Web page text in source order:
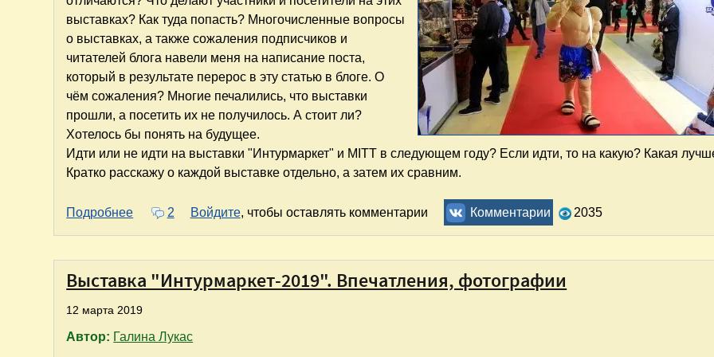
выставках? Как туда попасть? Многочисленные вопросы
о выставках, а также сожаления подписчиков и
читателей блога навели меня на написание поста,
который в результате перерос в эту статью в блоге. О
чём сожаления? Многие печалились, что выставки
прошли, а посетить их не получилось. А стоит ли?
Хотелось бы понять на будущее.
Идти или не идти на выставки "Интурмаркет" и MITT в следующем году? Если идти, то на какую? Какая
Кратко расскажу о каждой выставке отдельно, а затем их сравним.
Подробнее о "Интурмаркет" и MITT. А стоит ли?
2 Войдите, чтобы оставлять комментарии Комментарии 2035
Выставка "Интурмаркет-2019". Впечатления, фотографии
12 марта 2019
Автор: Галина Лукас